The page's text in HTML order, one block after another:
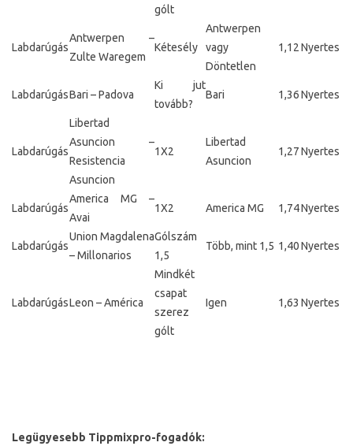
gólt
Labdarúgás
Antwerpen –
Zulte Waregem
Kétesély
Antwerpen
vagy
Döntetlen
1,12Nyertes
LabdarúgásBari – Padova
Ki jut
tovább?
Bari 1,36Nyertes
Labdarúgás
Libertad
Asuncion –
Resistencia
Asuncion
1X2
Libertad
Asuncion
1,27Nyertes
Labdarúgás
America MG –
Avai
1X2 America MG 1,74Nyertes
Labdarúgás
Union Magdalena
– Millonarios
Gólszám
1,5
Több, mint 1,5 1,40Nyertes
LabdarúgásLeon – América
Mindkét
csapat
szerez
gólt
Igen 1,63 Nyertes
Legügyesebb Tippmixpro-fogadók: